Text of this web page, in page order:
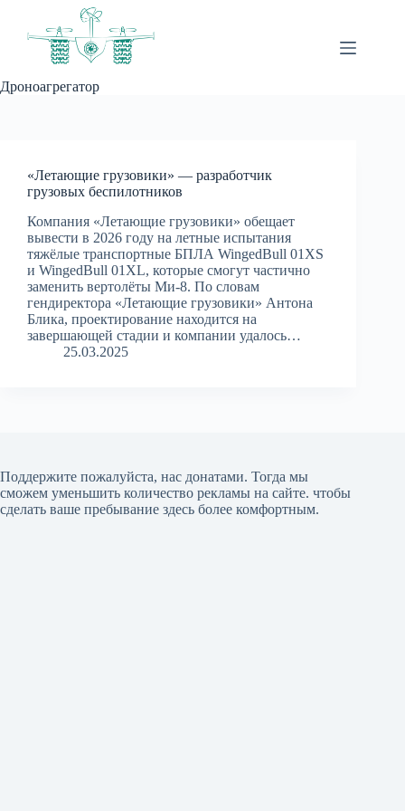
Дроноагрегатор
«Летающие грузовики» — разработчик
грузовых беспилотников
Компания «Летающие грузовики» обещает
вывести в 2026 году на летные испытания
тяжёлые транспортные БПЛА WingedBull 01XS
и WingedBull 01XL, которые смогут частично
заменить вертолёты Ми-8. По словам
гендиректора «Летающие грузовики» Антона
Блика, проектирование находится на
завершающей стадии и компании удалось…
25.03.2025
Поддержите пожалуйста, нас донатами. Тогда мы
сможем уменьшить количество рекламы на сайте. чтобы
сделать ваше пребывание здесь более комфортным.